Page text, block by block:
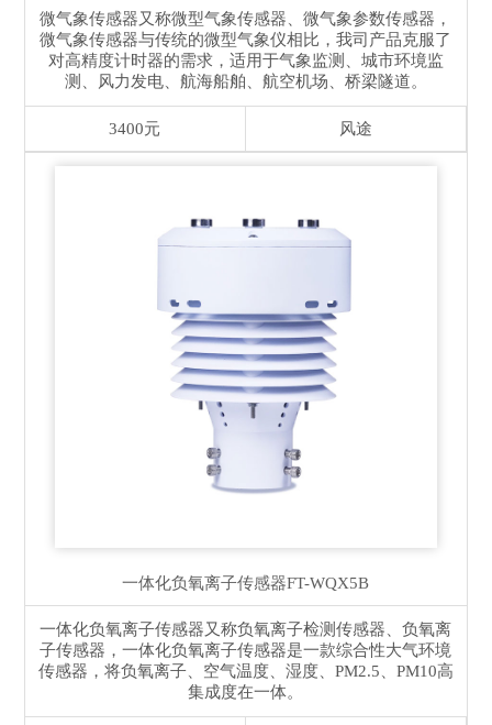
微气象传感器又称微型气象传感器、微气象参数传感器，
微气象传感器与传统的微型气象仪相比，我司产品克服了
对高精度计时器的需求，适用于气象监测、城市环境监
测、风力发电、航海船舶、航空机场、桥梁隧道。
3400元 风途
一体化负氧离子传感器FT-WQX5B
一体化负氧离子传感器又称负氧离子检测传感器、负氧离
子传感器，一体化负氧离子传感器是一款综合性大气环境
传感器，将负氧离子、空气温度、湿度、PM2.5、PM10高
集成度在一体。